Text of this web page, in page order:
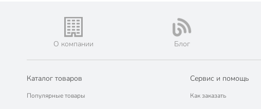
О компании Блог
Каталог товаров
Популярные товары
Сервис и помощь
Как заказать